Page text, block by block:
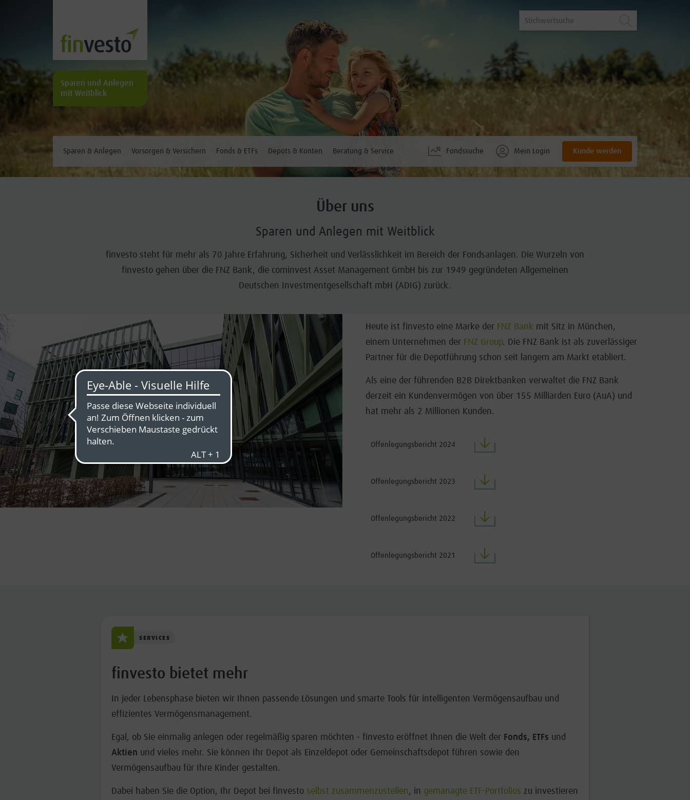
Sparen und Anlegen
mit Weitblick
Sparen & Anlegen Vorsorgen & Versichern Fonds & ETFs Depots & Konten Beratung & Service Fondssuche Mein Login Kunde werden
Über uns
Sparen und Anlegen mit Weitblick
finvesto steht für mehr als 70 Jahre Erfahrung, Sicherheit und Verlässlichkeit im Bereich der Fondsanlagen. Die Wurzeln von
finvesto gehen über die FNZ Bank, die cominvest Asset Management GmbH bis zur 1949 gegründeten Allgemeinen
Deutschen Investmentgesellschaft mbH (ADIG) zurück.
Heute ist finvesto eine Marke der FNZ Bank mit Sitz in München,
einem Unternehmen der FNZ Group. Die FNZ Bank ist als zuverlässiger
Partner für die Depotführung schon seit langem am Markt etabliert.
Als eine der führenden B2B Direktbanken verwaltet die FNZ Bank
derzeit ein Kundenvermögen von über 155 Milliarden Euro (AuA) und
hat mehr als 2 Millionen Kunden.
Offenlegungsbericht 2024
Offenlegungsbericht 2023
Offenlegungsbericht 2022
Offenlegungsbericht 2021
SERVICES
finvesto bietet mehr
In jeder Lebensphase bieten wir Ihnen passende Lösungen und smarte Tools für intelligenten Vermögensaufbau und
effizientes Vermögensmanagement.
Egal, ob Sie einmalig anlegen oder regelmäßig sparen möchten – finvesto eröffnet Ihnen die Welt der Fonds, ETFs und
Aktien und vieles mehr. Sie können Ihr Depot als Einzeldepot oder Gemeinschaftsdepot führen sowie den
Vermögensaufbau für Ihre Kinder gestalten.
Dabei haben Sie die Option, Ihr Depot bei finvesto selbst zusammenzustellen, in gemanagte ETF-Portfolios zu investieren